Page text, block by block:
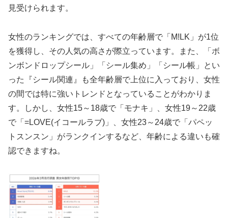
見受けられます。
女性のランキングでは、すべての年齢層で「M!LK」が1位
を獲得し、その人気の高さが際立っています。また、「ボ
ンボンドロップシール」「シール集め」「シール帳」とい
った『シール関連』も全年齢層で上位に入っており、女性
の間では特に強いトレンドとなっていることがわかりま
す。しかし、女性15～18歳で「モナキ」、女性19～22歳
で「=LOVE(イコールラブ)」、女性23～24歳で「パペッ
トスンスン」がランクインするなど、年齢による違いも確
認できますね。